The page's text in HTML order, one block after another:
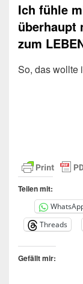
Ich fühle
überhaupt
zum
So, das wollte
Teilen mit:
Threads
Gefällt mir: